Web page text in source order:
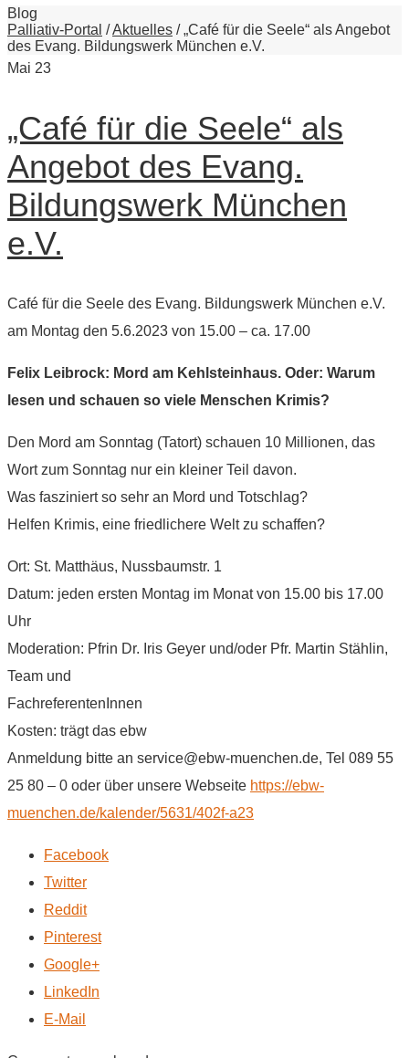
Blog
Palliativ-Portal /Aktuelles /„Café für die Seele“ als Angebot
des Evang. Bildungswerk München e.V.
Mai 23
„Café für die Seele“ als
Angebot des Evang.
Bildungswerk München
e.V.
Café für die Seele des Evang. Bildungswerk München e.V.
am Montag den 5.6.2023 von 15.00 – ca. 17.00
Felix Leibrock: Mord am Kehlsteinhaus. Oder: Warum
lesen und schauen so viele Menschen Krimis?
Den Mord am Sonntag (Tatort) schauen 10 Millionen, das
Wort zum Sonntag nur ein kleiner Teil davon.
Was fasziniert so sehr an Mord und Totschlag?
Helfen Krimis, eine friedlichere Welt zu schaffen?
Ort: St. Matthäus, Nussbaumstr. 1
Datum: jeden ersten Montag im Monat von 15.00 bis 17.00
Uhr
Moderation: Pfrin Dr. Iris Geyer und/oder Pfr. Martin Stählin,
Team und
FachreferentenInnen
Kosten: trägt das ebw
Anmeldung bitte an service@ebw-muenchen.de, Tel 089 55
25 80 – 0 oder über unsere Webseite https://ebw-
muenchen.de/kalender/5631/402f-a23
Facebook
Twitter
Reddit
Pinterest
Google+
LinkedIn
E-Mail